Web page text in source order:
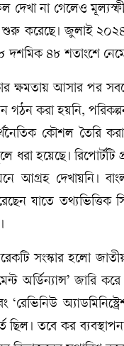
দেখা না গেলেও
শুরু করেছে। জুলাই
৪৮ শতাংশে নেমে
ক্ষমতায় আসার পর
গঠন করা হয়নি,
কৌশল তৈরি করা।
ধরা হয়েছে। রিপোর্টটি
আগ্রহ দেখায়নি।
যাতে তথ্যভিত্তিক
সংস্কার হলো
অর্ডিন্যান্স’ জারি
‘রেভিনিউ
ছিল। তবে কর